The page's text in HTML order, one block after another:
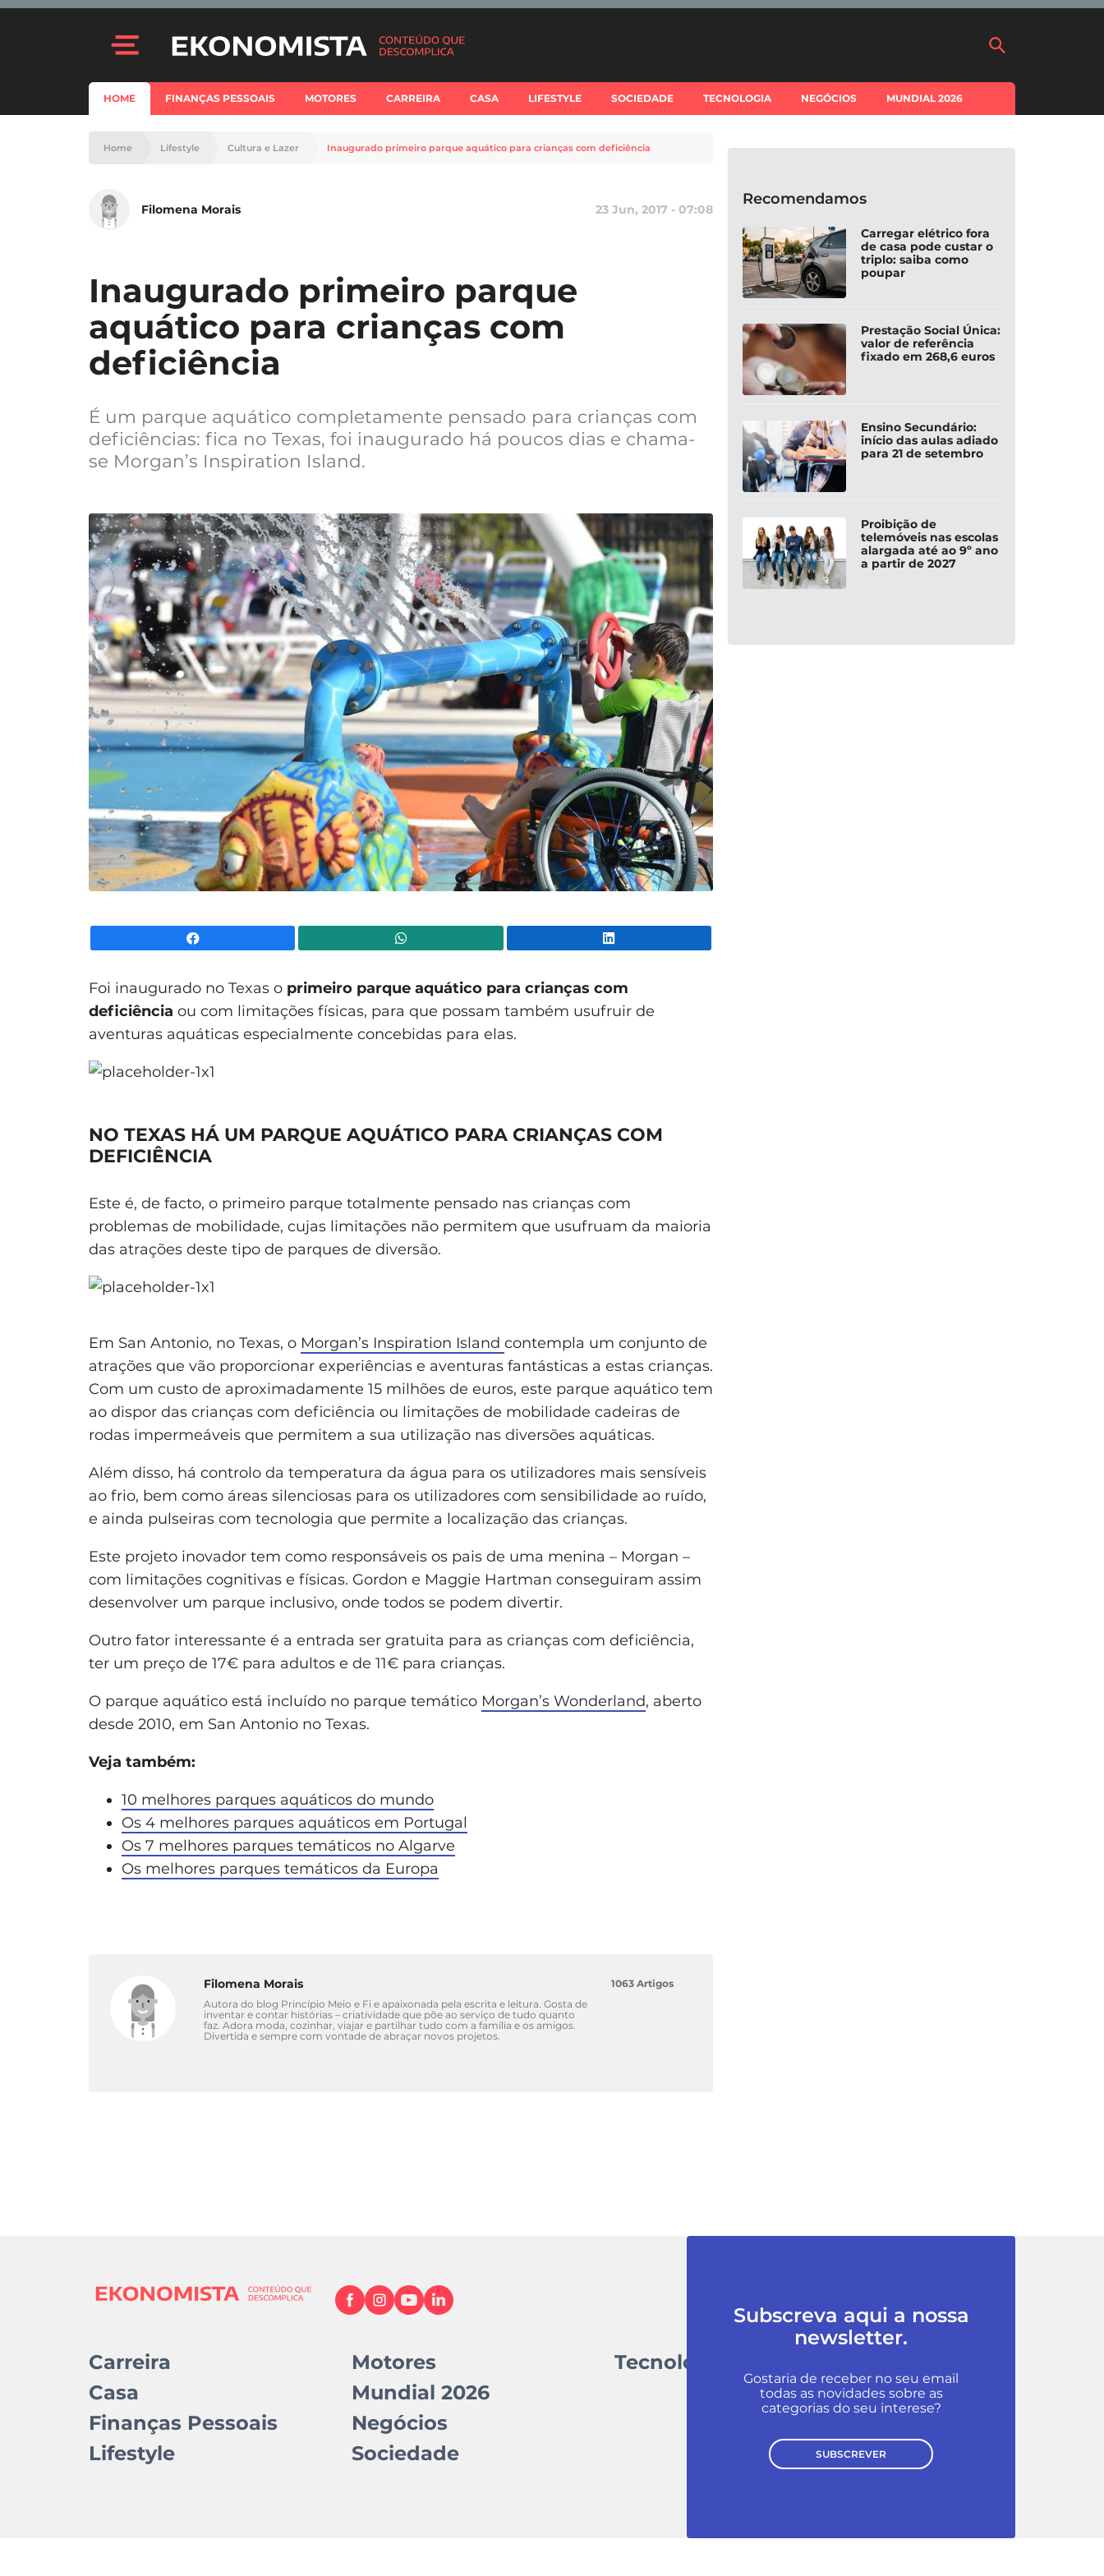
HOME FINANÇAS PESSOAIS MOTORES CARREIRA CASA LIFESTYLE SOCIEDADE TECNOLOGIA NEGÓCIOS MUNDIAL 2026
Home Lifestyle Cultura e Lazer Inaugurado primeiro parque aquático para crianças com deficiência
Filomena Morais 23 Jun, 2017 - 07:08
Inaugurado primeiro parque
aquático para crianças com
deficiência
É um parque aquático completamente pensado para crianças com
deficiências: fica no Texas, foi inaugurado há poucos dias e chama-
se Morgan’s Inspiration Island.
Foi inaugurado no Texas o primeiro parque aquático para crianças com
deficiência ou com limitações físicas, para que possam também usufruir de
aventuras aquáticas especialmente concebidas para elas.
NO TEXAS HÁ UM PARQUE AQUÁTICO PARA CRIANÇAS COM
DEFICIÊNCIA
Este é, de facto, o primeiro parque totalmente pensado nas crianças com
problemas de mobilidade, cujas limitações não permitem que usufruam da maioria
das atrações deste tipo de parques de diversão.
Em San Antonio, no Texas, o Morgan’s Inspiration Island contempla um conjunto de
atrações que vão proporcionar experiências e aventuras fantásticas a estas crianças.
Com um custo de aproximadamente 15 milhões de euros, este parque aquático tem
ao dispor das crianças com deficiência ou limitações de mobilidade cadeiras de
rodas impermeáveis que permitem a sua utilização nas diversões aquáticas.
Além disso, há controlo da temperatura da água para os utilizadores mais sensíveis
ao frio, bem como áreas silenciosas para os utilizadores com sensibilidade ao ruído,
e ainda pulseiras com tecnologia que permite a localização das crianças.
Este projeto inovador tem como responsáveis os pais de uma menina – Morgan –
com limitações cognitivas e físicas. Gordon e Maggie Hartman conseguiram assim
desenvolver um parque inclusivo, onde todos se podem divertir.
Outro fator interessante é a entrada ser gratuita para as crianças com deficiência,
ter um preço de 17€ para adultos e de 11€ para crianças.
O parque aquático está incluído no parque temático Morgan’s Wonderland, aberto
desde 2010, em San Antonio no Texas.
Veja também:
10 melhores parques aquáticos do mundo
Os 4 melhores parques aquáticos em Portugal
Os 7 melhores parques temáticos no Algarve
Os melhores parques temáticos da Europa
Filomena Morais
Autora do blog Princípio Meio e Fi e apaixonada pela escrita e leitura. Gosta de
inventar e contar histórias – criatividade que põe ao serviço de tudo quanto
faz. Adora moda, cozinhar, viajar e partilhar tudo com a família e os amigos.
Divertida e sempre com vontade de abraçar novos projetos.
1063 Artigos
Recomendamos
Carregar elétrico fora
de casa pode custar o
triplo: saiba como
poupar
Prestação Social Única:
valor de referência
fixado em 268,6 euros
Ensino Secundário:
início das aulas adiado
para 21 de setembro
Proibição de
telemóveis nas escolas
alargada até ao 9º ano
a partir de 2027
Carreira
Casa
Finanças Pessoais
Lifestyle
Motores
Mundial 2026
Negócios
Sociedade
Tecnologia
Subscreva aqui a nossa
newsletter.
Gostaria de receber no seu email
todas as novidades sobre as
categorias do seu interese?
SUBSCREVER